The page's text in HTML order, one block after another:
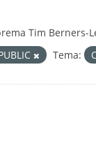
Tim Berners-
Tema: